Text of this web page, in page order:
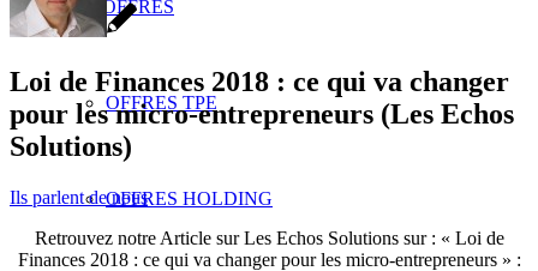
NOS OFFRES
OFFRES TPE
OFFRES HOLDING
Loi de Finances 2018 : ce qui va changer
pour les micro-entrepreneurs (Les Echos
Solutions)
Ils parlent de nous
Retrouvez notre Article sur Les Echos Solutions sur : « Loi de
Finances 2018 : ce qui va changer pour les micro-entrepreneurs » :